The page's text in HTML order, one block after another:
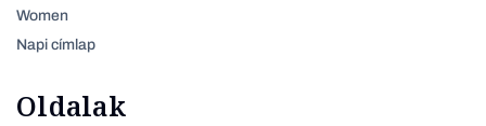
Women
Napi címlap
Oldalak